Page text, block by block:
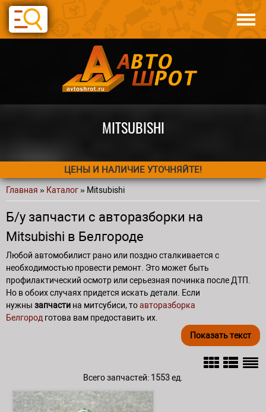
Перейти к основному содержанию
Авто по запчастям
Статьи
MITSUBISHI
ЦЕНЫ И НАЛИЧИЕ УТОЧНЯЙТЕ!
Вы здесь
Главная » Каталог» Mitsubishi
Б/у запчасти с авторазборки на
Mitsubishi в Белгороде
Любой автомобилист рано или поздно сталкивается с
необходимостью провести ремонт. Это может быть
профилактический осмотр или серьезная починка после ДТП.
Но в обоих случаях придется искать детали. Если
нужны запчасти на митсубиси, тоавторазборка
Белгород готова вам предоставить их.
Показатьтекст
Всего запчастей: 1553ед.